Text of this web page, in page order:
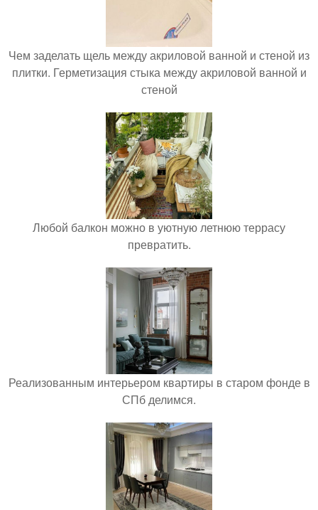
Чем заделать щель между акриловой ванной и стеной из
плитки. Герметизация стыка между акриловой ванной и
стеной
Любой балкон можно в уютную летнюю террасу
превратить.
Реализованным интерьером квартиры в старом фонде в
СПб делимся.